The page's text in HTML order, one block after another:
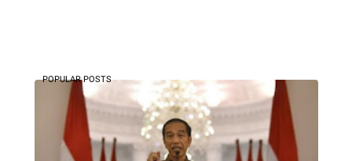
POPULAR POSTS